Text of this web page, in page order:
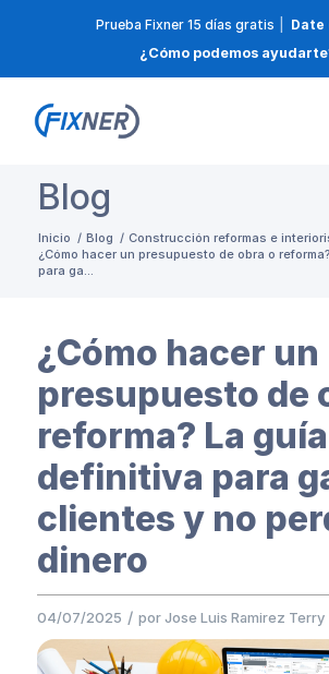
Prueba Fixner 15 días gratis
Date
¿Cómo podemos
Blog
Inicio / Blog / Construcción reformas e
¿Cómo hacer un presupuesto de obra o
para ga...
¿Cómo hacer un
presupuesto de
reforma? La guía
definitiva para
clientes y no
dinero
04/07/2025 / porJose Luis Ramirez Terry